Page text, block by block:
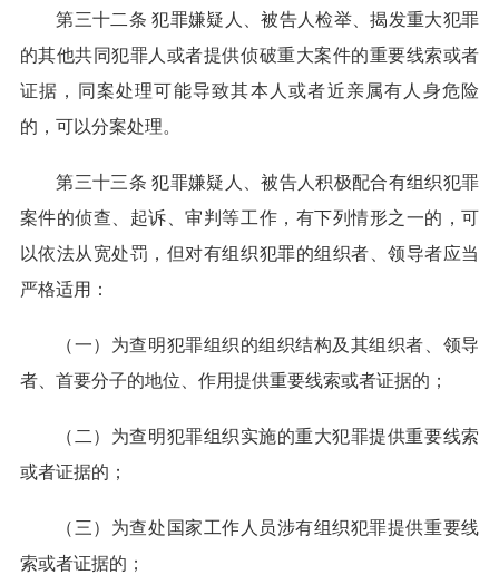
第三十二条 犯罪嫌疑人、被告人检举、揭发重大犯罪
的其他共同犯罪人或者提供侦破重大案件的重要线索或者
证据，同案处理可能导致其本人或者近亲属有人身危险
的，可以分案处理。
第三十三条 犯罪嫌疑人、被告人积极配合有组织犯罪
案件的侦查、起诉、审判等工作，有下列情形之一的，可
以依法从宽处罚，但对有组织犯罪的组织者、领导者应当
严格适用：
（一）为查明犯罪组织的组织结构及其组织者、领导
者、首要分子的地位、作用提供重要线索或者证据的；
（二）为查明犯罪组织实施的重大犯罪提供重要线索
或者证据的；
（三）为查处国家工作人员涉有组织犯罪提供重要线
索或者证据的；